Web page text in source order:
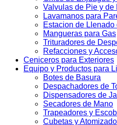
Valvulas de Pie y de
Lavamanos para
Estacion de
Mangueras para Gas
Trituradores de
Refacciones y
Ceniceros para Exteriores
Equipo y Productos para
Botes de Basura
Despachadores de
Dispensadores de
Secadores de Mano
Trapeadores y
Cubetas y